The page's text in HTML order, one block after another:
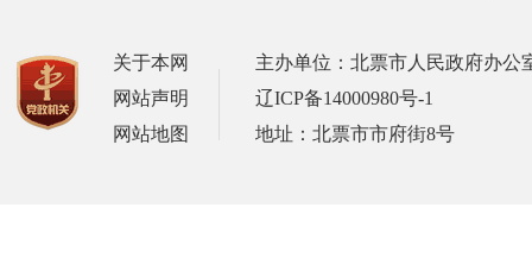
关于本网
网站声明
网站地图
主办单位：北票市人民政府办公
辽ICP备14000980号-1
地址：北票市市府街8号